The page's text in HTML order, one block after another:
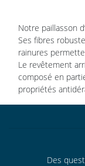
Notre paillasson
Ses fibres
rainures
Le revêtement
composé en
propriétés
Des